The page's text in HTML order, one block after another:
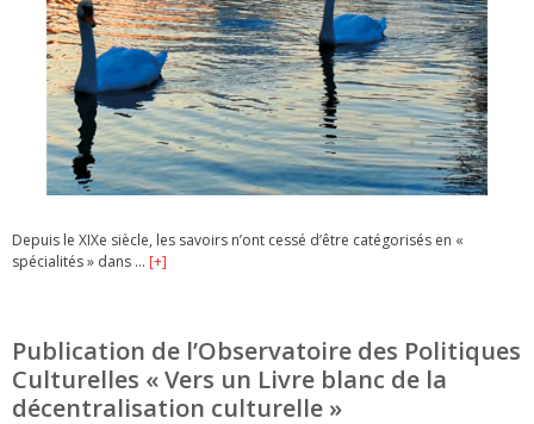
Depuis le XIXe siècle, les savoirs n’ont cessé d’être catégorisés en «
spécialités » dans … [+]
Publication de l’Observatoire des Politiques
Culturelles « Vers un Livre blanc de la
décentralisation culturelle »